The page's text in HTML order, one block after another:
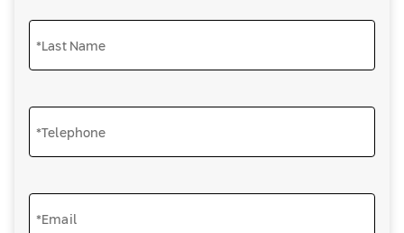
*Last Name
*Telephone
*Email